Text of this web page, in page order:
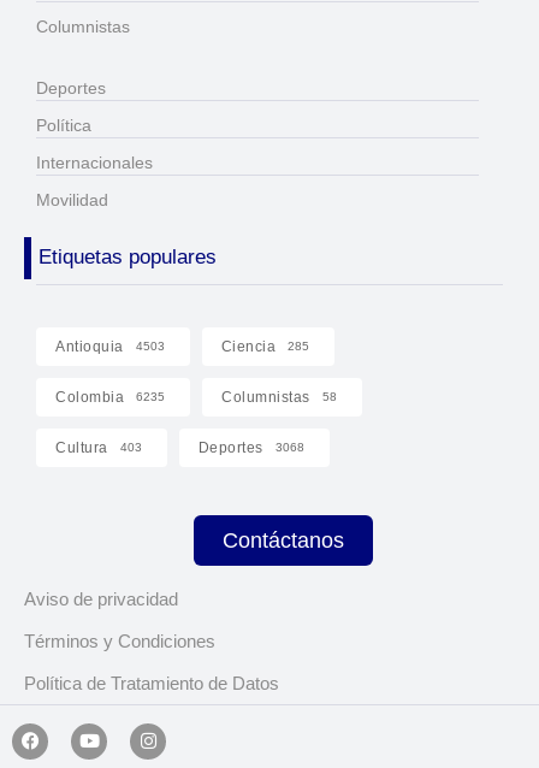
Columnistas
Deportes
Política
Internacionales
Movilidad
Etiquetas populares
Antioquia 4503 Ciencia 285
Colombia 6235 Columnistas 58
Cultura 403 Deportes 3068
Contáctanos
Aviso de privacidad
Términos y Condiciones
Política de Tratamiento de Datos